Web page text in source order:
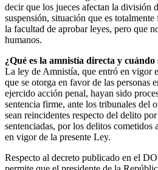
decir que los jueces afectan la división
suspensión, situación que es
la facultad de aprobar leyes, pero que
humanos.
¿Qué es la amnistía directa y
La ley de Amnistía, que entró en vigor
que se otorga en favor de las personas
ejercido acción penal, hayan sido
sentencia firme, ante los tribunales del
sean reincidentes respecto del delito
sentenciadas, por los delitos cometidos
en vigor de la presente Ley.
Respecto al decreto publicado en el